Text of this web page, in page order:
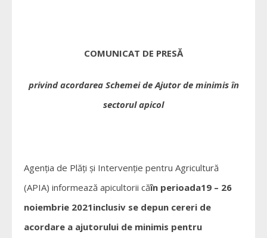
COMUNICAT DE PRESĂ
privind acordarea Schemei de Ajutor de minimis în
sectorul apicol
Agenția de Plăți și Intervenție pentru Agricultură
(APIA) informează apicultorii căîn perioada19 – 26
noiembrie 2021inclusiv se depun cereri de
acordare a ajutorului de minimis pentru